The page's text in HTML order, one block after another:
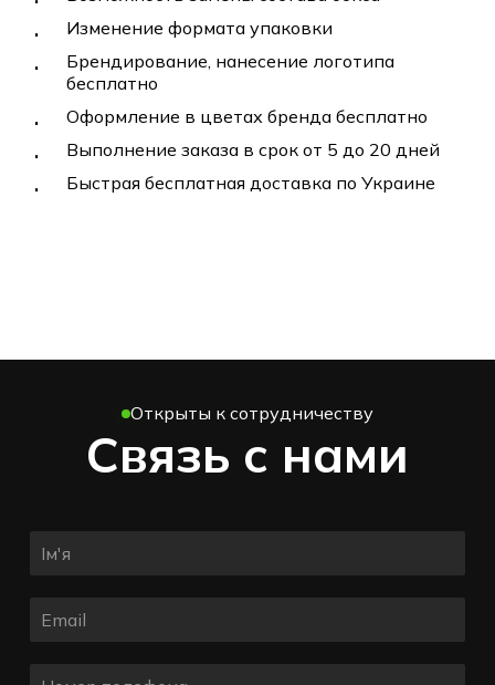
Изменение формата упаковки
Брендирование, нанесение логотипа
бесплатно
Оформление в цветах бренда бесплатно
Выполнение заказа в срок от 5 до 20 дней
Быстрая бесплатная доставка по Украине
Открыты к сотрудничеству
Связь с нами